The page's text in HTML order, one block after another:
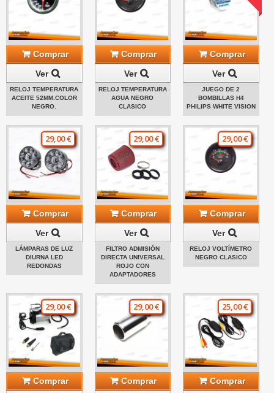
Comprar
Ver
RELOJ TEMPERATURA
ACEITE 52MM.COLOR
NEGRO.
Comprar
Ver
RELOJ TEMPERATURA
AGUA NEGRO
CLASICO
Comprar
Ver
JUEGO DE 2
BOMBILLAS H4
PHILIPS WHITE VISION
29,00 €
Comprar
Ver
LÁMPARAS DE LUZ
DIURNA LED
REDONDAS
29,00 €
Comprar
Ver
FILTRO ADMISIÓN
DIRECTA UNIVERSAL
ROJO CON
ADAPTADORES
29,00 €
Comprar
Ver
RELOJ VOLTÍMETRO
NEGRO CLASICO
29,00 €
Comprar
29,00 €
Comprar
25,00 €
Comprar